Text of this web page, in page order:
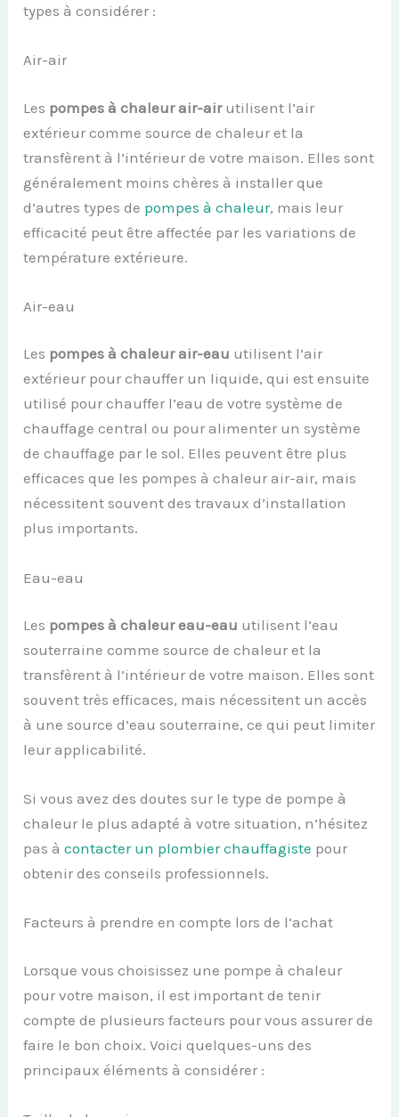
types à considérer :
Air-air
Les pompes à chaleur air-airutilisent l’air
extérieur comme source de chaleur et la
transfèrent à l’intérieur de votre maison. Elles sont
généralement moins chères à installer que
d’autres types de pompes à chaleur, mais leur
efficacité peut être affectée par les variations de
température extérieure.
Air-eau
Les pompes à chaleur air-eau utilisent l’air
extérieur pour chauffer un liquide, qui est ensuite
utilisé pour chauffer l’eau de votre système de
chauffage central ou pour alimenter un système
de chauffage par le sol. Elles peuvent être plus
efficaces que les pompes à chaleur air-air, mais
nécessitent souvent des travaux d’installation
plus importants.
Eau-eau
Les pompes à chaleur eau-eau utilisent l’eau
souterraine comme source de chaleur et la
transfèrent à l’intérieur de votre maison. Elles sont
souvent très efficaces, mais nécessitent un accès
à une source d’eau souterraine, ce qui peut limiter
leur applicabilité.
Si vous avez des doutes sur le type de pompe à
chaleur le plus adapté à votre situation, n’hésitez
pas àcontacter un plombier chauffagiste pour
obtenir des conseils professionnels.
Facteurs à prendre en compte lors de l’achat
Lorsque vous choisissez une pompe à chaleur
pour votre maison, il est important de tenir
compte de plusieurs facteurs pour vous assurer de
faire le bon choix. Voici quelques-uns des
principaux éléments à considérer :